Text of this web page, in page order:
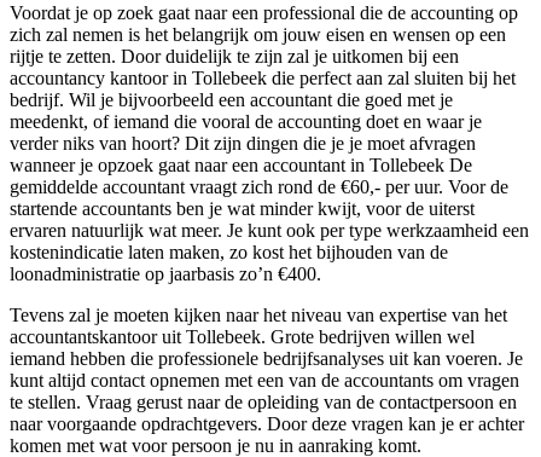
Voordat je op zoek gaat naar een professional die de accounting op
zich zal nemen is het belangrijk om jouw eisen en wensen op een
rijtje te zetten. Door duidelijk te zijn zal je uitkomen bij een
accountancy kantoor in Tollebeek die perfect aan zal sluiten bij het
bedrijf. Wil je bijvoorbeeld een accountant die goed met je
meedenkt, of iemand die vooral de accounting doet en waar je
verder niks van hoort? Dit zijn dingen die je je moet afvragen
wanneer je opzoek gaat naar een accountant in Tollebeek De
gemiddelde accountant vraagt zich rond de €60,- per uur. Voor de
startende accountants ben je wat minder kwijt, voor de uiterst
ervaren natuurlijk wat meer. Je kunt ook per type werkzaamheid een
kostenindicatie laten maken, zo kost het bijhouden van de
loonadministratie op jaarbasis zo’n €400.
Tevens zal je moeten kijken naar het niveau van expertise van het
accountantskantoor uit Tollebeek. Grote bedrijven willen wel
iemand hebben die professionele bedrijfsanalyses uit kan voeren. Je
kunt altijd contact opnemen met een van de accountants om vragen
te stellen. Vraag gerust naar de opleiding van de contactpersoon en
naar voorgaande opdrachtgevers. Door deze vragen kan je er achter
komen met wat voor persoon je nu in aanraking komt.